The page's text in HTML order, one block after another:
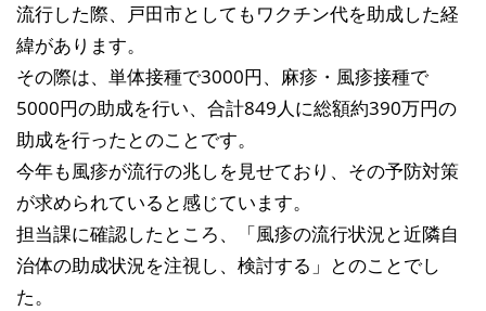
流行した際、戸田市としてもワクチン代を助成した経
緯があります。
その際は、単体接種で3000円、麻疹・風疹接種で
5000円の助成を行い、合計849人に総額約390万円の
助成を行ったとのことです。
今年も風疹が流行の兆しを見せており、その予防対策
が求められていると感じています。
担当課に確認したところ、「風疹の流行状況と近隣自
治体の助成状況を注視し、検討する」とのことでし
た。